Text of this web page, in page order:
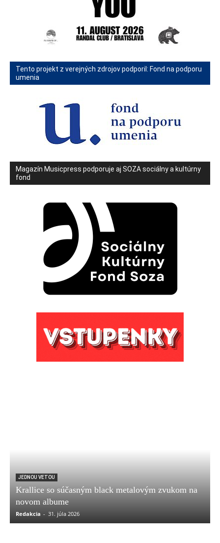
Tento projekt z verejných zdrojov podporil: Fond na podporu
umenia
Magazín Musicpress podporuje aj SOZA sociálny a kultúrny
fond
JEDNOU VETOU
Krallice so súčasným black metalovým zvukom na
novom albume
Redakcia - 31. júla 2026